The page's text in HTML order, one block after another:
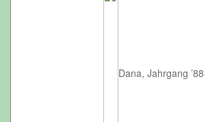
Dana, Jahrgang ’88